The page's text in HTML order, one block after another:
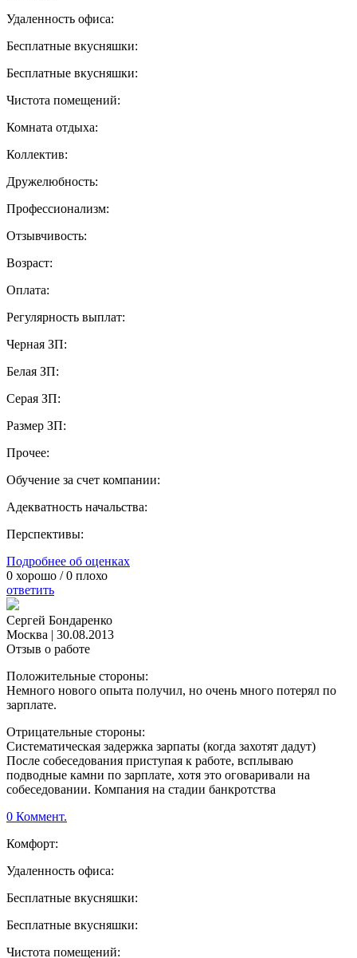
Удаленность офиса:
Бесплатные вкусняшки:
Бесплатные вкусняшки:
Чистота помещений:
Комната отдыха:
Коллектив:
Дружелюбность:
Профессионализм:
Отзывчивость:
Возраст:
Оплата:
Регулярность выплат:
Черная ЗП:
Белая ЗП:
Серая ЗП:
Размер ЗП:
Прочее:
Обучение за счет компании:
Адекватность начальства:
Перспективы:
Подробнее об оценках
0 хорошо /0 плохо
ответить
Сергей Бондаренко
Москва | 30.08.2013
Отзыв о работе
Положительные стороны:
Немного нового опыта получил, но очень много потерял по
зарплате.
Отрицательные стороны:
Систематическая задержка зарпаты (когда захотят дадут)
После собеседования приступая к работе, всплываю
подводные камни по зарплате, хотя это оговаривали на
собеседовании. Компания на стадии банкротства
0 Коммент.
Комфорт:
Удаленность офиса:
Бесплатные вкусняшки:
Бесплатные вкусняшки:
Чистота помещений: